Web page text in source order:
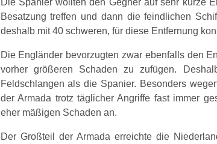
Besatzung treffen und dann die feindlichen
deshalb mit 40 schweren, für diese Entfernung
Die Engländer bevorzugten zwar ebenfalls den
vorher größeren Schaden zu zufügen.
Feldschlangen als die Spanier. Besonders
der Armada trotz täglicher Angriffe fast immer
eher mäßigen Schaden an.
Der Großteil der Armada erreichte die